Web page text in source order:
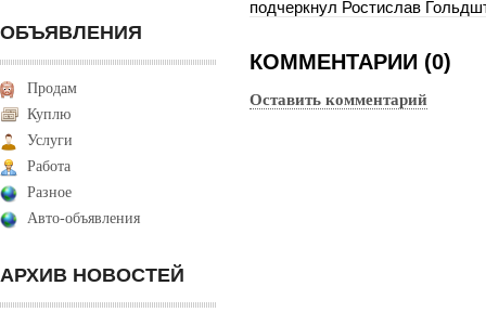
ОБЪЯВЛЕНИЯ
Продам
Куплю
Услуги
Работа
Разное
Авто-объявления
АРХИВ НОВОСТЕЙ
подчеркнул Ростислав
КОММЕНТАРИИ (0)
Оставить комментарий